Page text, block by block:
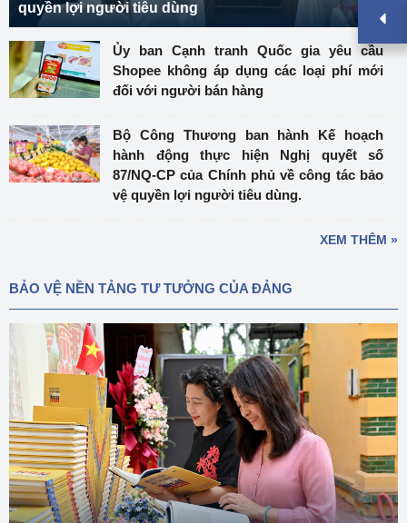
quyền lợi người tiêu dùng
Ủy ban Cạnh tranh Quốc gia yêu cầu
Shopee không áp dụng các loại phí mới
đối với người bán hàng
Bộ Công Thương ban hành Kế hoạch
hành động thực hiện Nghị quyết số
87/NQ-CP của Chính phủ về công tác bảo
vệ quyền lợi người tiêu dùng.
XEM THÊM »
BẢO VỆ NỀN TẢNG TƯ TƯỞNG CỦA ĐẢNG